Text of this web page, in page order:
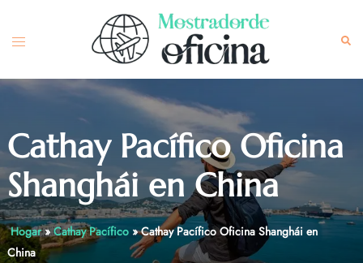
content
Toggle
Cathay Pacífico Oficina
Shanghái en China
Hogar»Cathay Pacífico»Cathay Pacífico Oficina Shanghái en
China